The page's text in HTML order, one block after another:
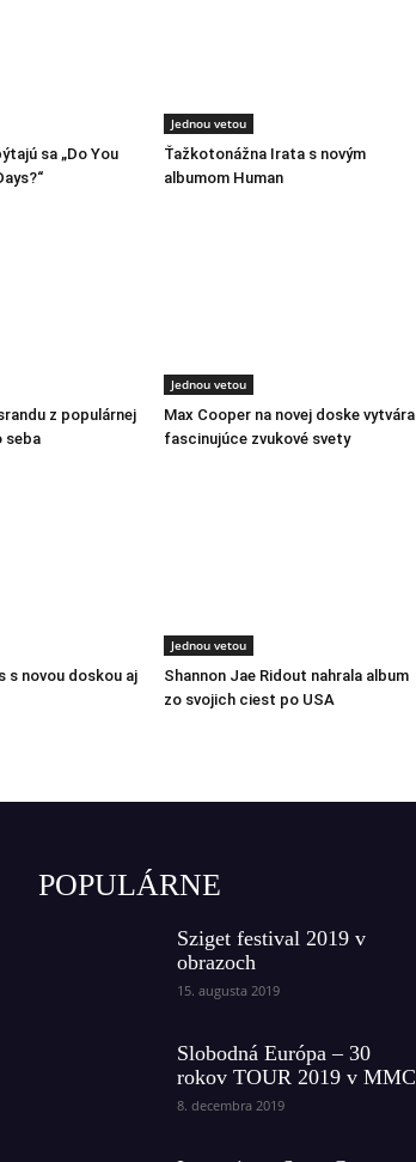
sa „Do You
Jednou vetou
Ťažkotonážna Irata s novým
albumom Human
z populárnej
seba
Jednou vetou
Max Cooper na novej doske vytvára
fascinujúce zvukové svety
s novou doskou aj
Jednou vetou
Shannon Jae Ridout nahrala album
zo svojich ciest po USA
POPULÁRNE
Sziget festival 2019 v
obrazoch
15. augusta 2019
Slobodná Európa – 30
rokov TOUR 2019 v MMC
8. decembra 2019